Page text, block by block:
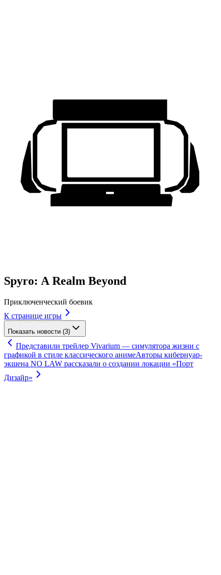
Spyro: A Realm Beyond
Приключенческий боевик
К странице игры
Показать новости (3)
Представили трейлер Vivarium — симулятора жизни с
графикой в стиле классического анимеАвторы кибернуар-
экшена NO LAW рассказали о создании локации «Порт
Дизайр»